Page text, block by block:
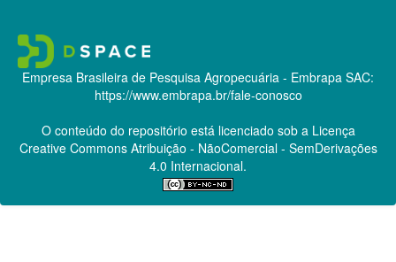
Empresa Brasileira de Pesquisa Agropecuária - Embrapa SAC:
https://www.embrapa.br/fale-conosco
O conteúdo do repositório está licenciado sob a Licença
Creative CommonsAtribuição - NãoComercial - SemDerivações
4.0 Internacional.